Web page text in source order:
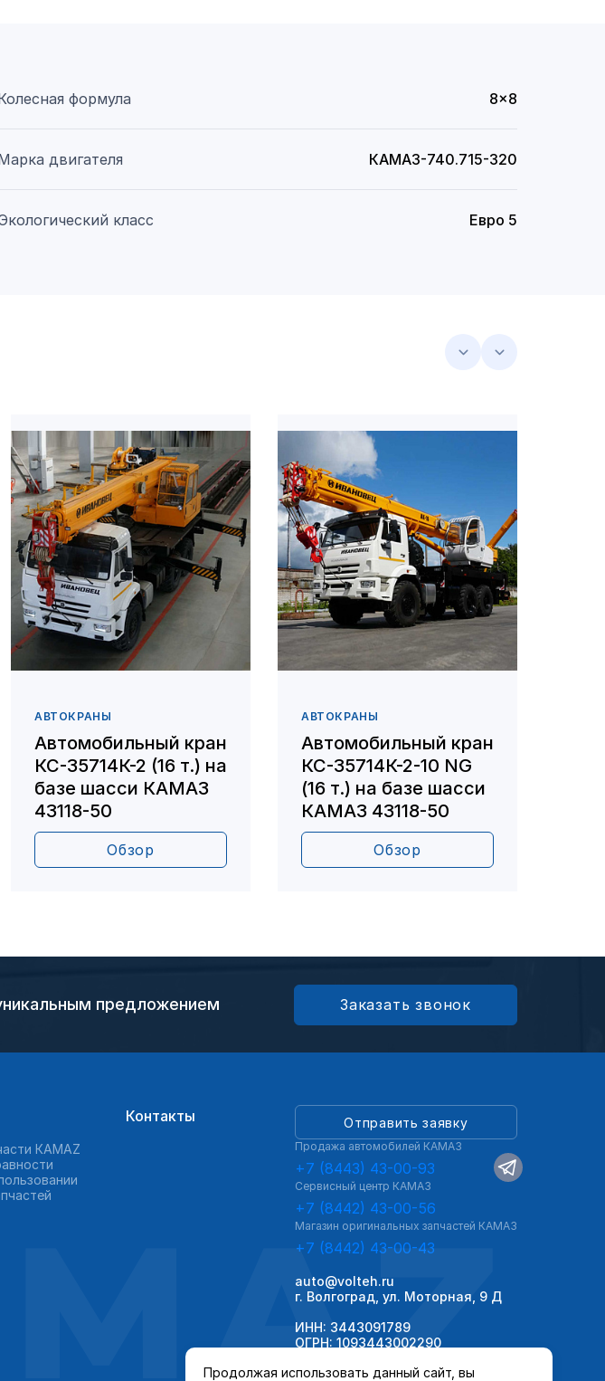
формула 8x8
двигателя КАМАЗ-740.715-320
класс Евро 5
АВТОКРАНЫ
Автомобильный кран
КС-35714К-2 (16 т.) на
базе шасси КАМАЗ
43118-50
Обзор
АВТОКРАНЫ
Автомобильный кран
КС-35714К-2-10 NG
(16 т.) на базе шасси
КАМАЗ 43118-50
Обзор
предложением Заказать звонок
Продолжая использовать данный сайт, вы
КAMAZ
Контакты Отправить заявку
Продажа автомобилей КАМАЗ
+7 (8443) 43-00-93
Сервисный центр КАМАЗ
+7 (8442) 43-00-56
Магазин оригинальных запчастей КАМАЗ
+7 (8442) 43-00-43
auto@volteh.ru
г. Волгоград, ул. Моторная, 9 Д
ИНН: 3443091789
ОГРН: 1093443002290